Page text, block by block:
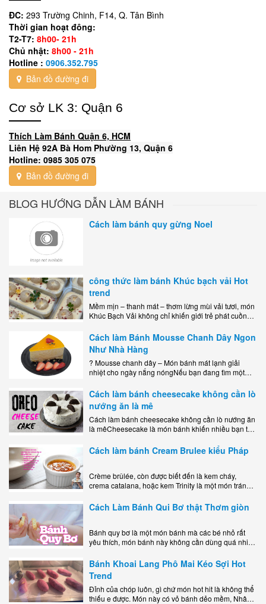
ĐC: 293 Trường Chinh, F14, Q. Tân Bình
Thời gian hoạt đông:
T2-T7: 8h00- 21h
Chủ nhật: 8h00 - 21h
Hotline : 0906.352.795
Bản đồ đường đi
Cơ sở LK 3: Quận 6
Thích Làm Bánh Quận 6, HCM
Liên Hệ 92A Bà Hom Phường 13, Quận 6
Hotline: 0985 305 075
Bản đồ đường đi
BLOG HƯỚNG DẪN LÀM BÁNH
Cách làm bánh quy gừng Noel
công thức làm bánh Khúc bạch vải Hot
trend
Mềm mịn – thanh mát – thơm lừng mùi vải tươi, món
Khúc Bạch Vải không chỉ khiến giới trẻ phát cuồng
Cách làm Bánh Mousse Chanh Dây Ngon
Như Nhà Hàng
? Mousse chanh dây – Món bánh mát lạnh giải
nhiệt cho ngày nắng nóngNếu bạn đang tìm một
dễ..
Cách làm bánh cheesecake không cần lò
nướng ăn là mê
Cách làm bánh cheesecake không cần lò nướng ăn
là mêCheesecake là món bánh khiến nhiều bạn trẻ
kem..
Cách làm bánh Cream Brulee kiểu Pháp
Crème brûlée, còn được biết đến là kem cháy,
crema catalana, hoặc kem Trinity là một món tráng
lớp..
Cách Làm Bánh Qui Bơ thật Thơm giòn
Bánh quy bơ là một món bánh mà các bé nhỏ rất
yêu thích, món bánh này không cần dùng quá nhiều
Bánh Khoai Lang Phô Mai Kéo Sợi Hot
Trend
Đỉnh của chóp luôn, gì chứ món hot hit là không thể
thiếu e được. Món này có vỏ bánh dẻo mềm, Nhân